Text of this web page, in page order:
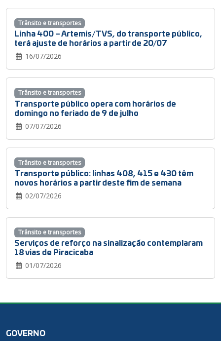
Linha 400 – Artemis/TVS, do transporte público,
terá ajuste de horários a partir de 20/07
16/07/2026
Trânsito e transportes
Transporte público opera com horários de
domingo no feriado de 9 de julho
07/07/2026
Trânsito e transportes
Transporte público: linhas 408, 415 e 430 têm
novos horários a partir deste fim de semana
02/07/2026
Trânsito e transportes
Serviços de reforço na sinalização contemplaram
18 vias de Piracicaba
01/07/2026
Trânsito e transportes
GOVERNO